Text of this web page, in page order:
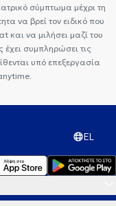
σύμπτωμα μέχρι τη
να βρεί τον ειδικό που
και να μιλήσει μαζί του
συμπληρώσει τις
υπό επεξεργασία
EL